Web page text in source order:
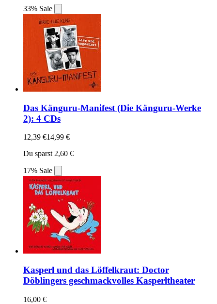
33% Sale
Das Känguru-Manifest (Die Känguru-Werke
2): 4 CDs
12,39 €14,99 €
Du sparst 2,60 €
17% Sale
Kasperl und das Löffelkraut: Doctor
Döblingers geschmackvolles Kasperltheater
16,00 €